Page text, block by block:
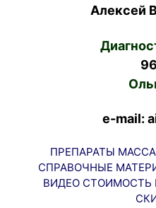
Алексей
e-mail:
ПРЕПАРАТЫ
СПРАВОЧНЫЕ
ВИДЕО СТОИМОСТЬ